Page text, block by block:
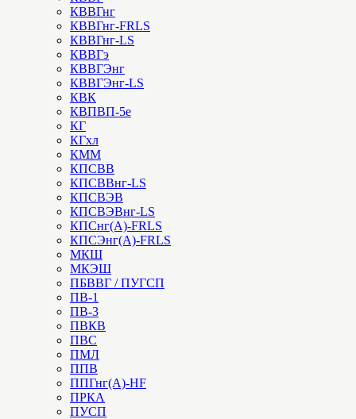
КВВГнг
КВВГнг-FRLS
КВВГнг-LS
КВВГэ
КВВГЭнг
КВВГЭнг-LS
КВК
КВПВП-5е
КГ
КГхл
КММ
КПСВВ
КПСВВнг-LS
КПСВЭВ
КПСВЭВнг-LS
КПСнг(А)-FRLS
КПСЭнг(А)-FRLS
МКШ
МКЭШ
ПБВВГ / ПУГСП
ПВ-1
ПВ-3
ПВКВ
ПВС
ПМЛ
ППВ
ППГнг(А)-HF
ПРКА
ПУСП